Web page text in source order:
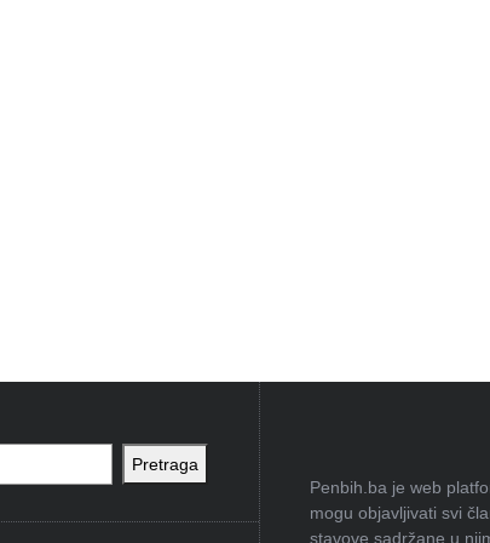
Pretraga
Penbih.ba je web
mogu objavljivati svi
stavove sadržane u